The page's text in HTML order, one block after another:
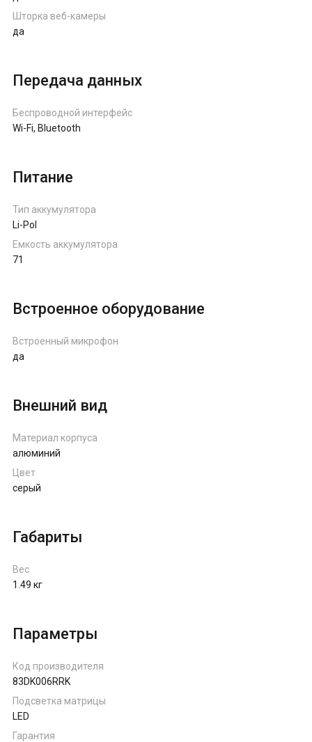
Шторка веб-камеры
да
Передача данных
Беспроводной интерфейс
Wi-Fi, Bluetooth
Питание
Тип аккумулятора
Li-Pol
Емкость аккумулятора
71
Встроенное оборудование
Встроенный микрофон
да
Внешний вид
Материал корпуса
алюминий
Цвет
серый
Габариты
Вес
1.49 кг
Параметры
Код производителя
83DK006RRK
Подсветка матрицы
LED
Гарантия